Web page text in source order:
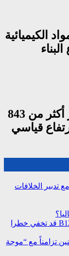
الكيميائية
تقرير: الجمارك تتمكن من حجز أكثر من 843
مهربة في 2025 بارتفاع قياسي
الخلافات
دراسة: المستويات “الطبيعية” لفيتامين B12 قد تخفي خطرا
تزامناً مع “موجة